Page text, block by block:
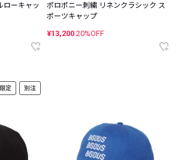
ローキャッ
ポロポニー刺繍 リネンクラシック ス
ポーツキャップ
¥13,200 20%OFF
限定 別注